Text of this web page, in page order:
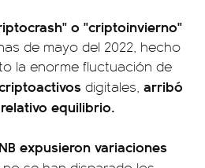
o "criptoinvierno"
de mayo del 2022, hecho
la enorme fluctuación de
digitales, arribó
equilibrio.
expusieron variaciones